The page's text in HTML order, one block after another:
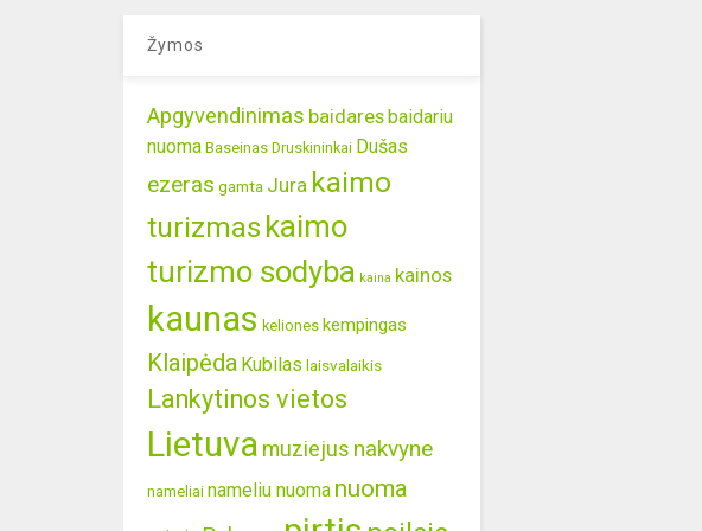
Žymos
Apgyvendinimas baidaresbaidariu
nuoma Baseinas Druskininkai Dušas
ezeras gamta Jura kaimo
turizmas kaimo
turizmo sodyba kaina kainos
kaunas keliones kempingas
Klaipėda Kubilas laisvalaikis
Lankytinos vietos
Lietuva muziejus nakvyne
nameliai nameliu nuoma nuoma